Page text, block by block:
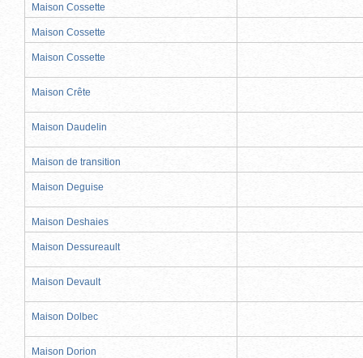
Maison Cossette
Maison Cossette
Maison Cossette
Maison Crête
Maison Daudelin
Maison de transition
Maison Deguise
Maison Deshaies
Maison Dessureault
Maison Devault
Maison Dolbec
Maison Dorion